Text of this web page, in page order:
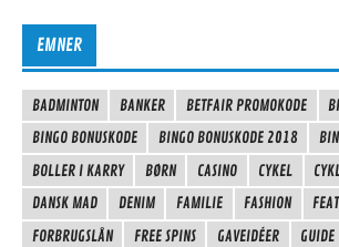
EMNER
BADMINTON BANKER BETFAIR PROMOKODE
BINGO BONUSKODE
BINGO BONUSKODE 2018
BOLLER I KARRY
BØRN CASINO CYKEL
DANSK MAD
DENIM FAMILIE FASHION
FORBRUGSLÅN
FREE SPINS GAVEIDÉER GUIDE